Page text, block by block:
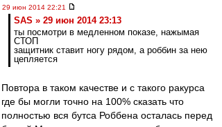
29 июн 2014 22:21
SAS » 29 июн 2014 23:13
ты посмотри в медленном показе, нажымая
СТОП
защитник ставит ногу рядом, а роббин за нею
цепляется
Повтора в таком качестве и с такого ракурса
где бы могли точно на 100% сказать что
полностью вся бутса Роббена осталась перед